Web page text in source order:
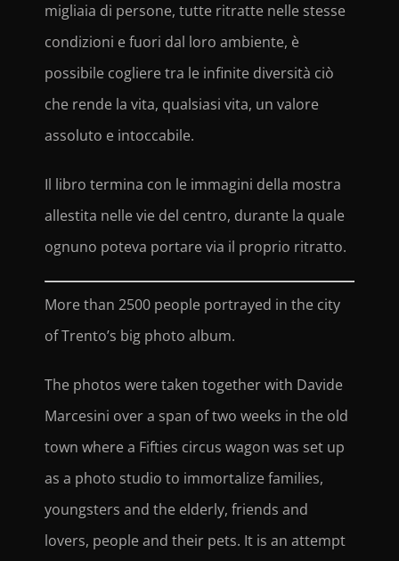
migliaia di persone, tutte ritratte nelle stesse
condizioni e fuori dal loro ambiente, è
possibile cogliere tra le infinite diversità ciò
che rende la vita, qualsiasi vita, un valore
assoluto e intoccabile.
Il libro termina con le immagini della mostra
allestita nelle vie del centro, durante la quale
ognuno poteva portare via il proprio ritratto.
More than 2500 people portrayed in the city
of Trento’s big photo album.
The photos were taken together with Davide
Marcesini over a span of two weeks in the old
town where a Fifties circus wagon was set up
as a photo studio to immortalize families,
youngsters and the elderly, friends and
lovers, people and their pets. It is an attempt